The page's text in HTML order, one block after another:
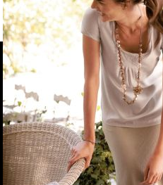
Λευκά είδη
Σεντόνια
Βαμβακοσατέν 100%
Μοντάλ
RANFORCE
Μαξιλάρια
Memory Foam
Memo Gel
Φυσικά υλικά